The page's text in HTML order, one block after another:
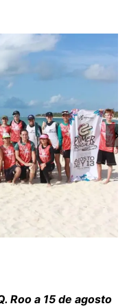
Roo a 15 de agosto